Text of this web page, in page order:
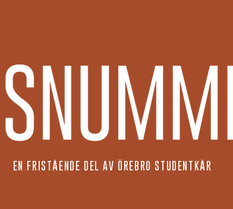
EN FRISTÅENDE DEL AV ÖREBRO STUDENTKÅR